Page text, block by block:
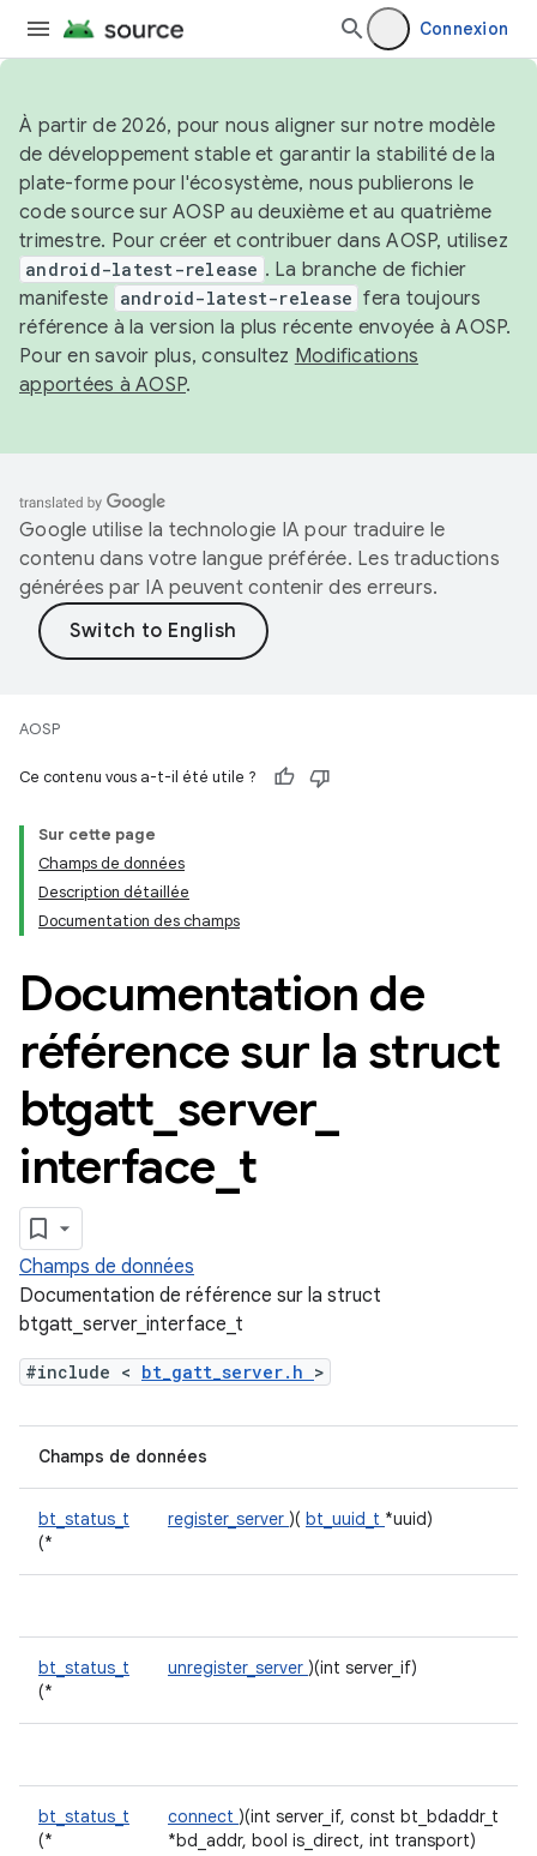
Connexion
À partir de 2026, pour nous aligner sur notre modèle
de développement stable et garantir la stabilité de la
plate-forme pour l'écosystème, nous publierons le
code source sur AOSP au deuxième et au quatrième
trimestre. Pour créer et contribuer dans AOSP, utilisez
android-latest-release . La branche de fichier
manifeste android-latest-release fera toujours
référence à la version la plus récente envoyée à AOSP.
Pour en savoir plus, consultez Modifications
apportées à AOSP.
Google utilise la technologie IA pour traduire le
contenu dans votre langue préférée. Les traductions
générées par IA peuvent contenir des erreurs.
AOSP
Ce contenu vous a-t-il été utile ?
Sur cette page
Champs de données
Description détaillée
Documentation des champs
Documentation de
référence sur la struct
btgatt server_
interface t
Champs de données
Documentation de référence sur la struct
btgatt_server_interface_t
#include < bt_gatt_server.h >
Champs de données
bt_status_t
(*
register_server )( bt_uuid_t *uuid)
bt_status_t
(*
unregister_server )(int server_if)
bt_status_t
(*
connect )(int server_if, const bt_bdaddr_t
*bd_addr, bool is_direct, int transport)